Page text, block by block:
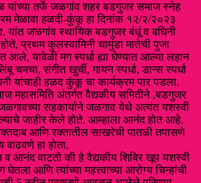
यांच्या तर्फे जळगांव शहर बडगुजर समाज स्नेह
मेळावा हळदी-कुंकू हा दिनांक १२/२/२०२३
यांत जळगांव स्थायिक बडगुजर बंधूं व बघिनी
प्रथम कुलस्वामिनी चामुंडा मातेची पुजा
यावेळी मग स्पर्धा ह्या घेण्यात आल्या लहान
चमचा, संगीत खुर्ची, गायन स्पर्धा, डान्स स्पर्धा
यांचाही हळद कुंकू चा कार्यक्रम पार पडला.
महासमिति अंतर्गत वैद्यकीय समितीने ,बडगुजर
सहकार्याने जळगाव येथे अत्यंत यशस्वी
जाहीर केले होते. आम्हाला आनंद होत आहे.
रक्तदाब आणि रक्तातील साखरेची पातळी तपासणे
हा होता.
व आनंद वाटतो की हे वैद्यकीय शिबिर खूप यशस्वी
आणि त्यांच्या महत्त्वाच्या आरोग्य चिन्हांची